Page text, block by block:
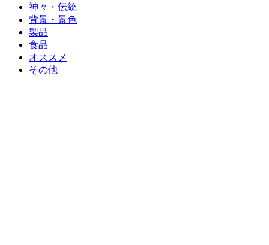
神々・伝統
背景・景色
製品
食品
オススメ
その他